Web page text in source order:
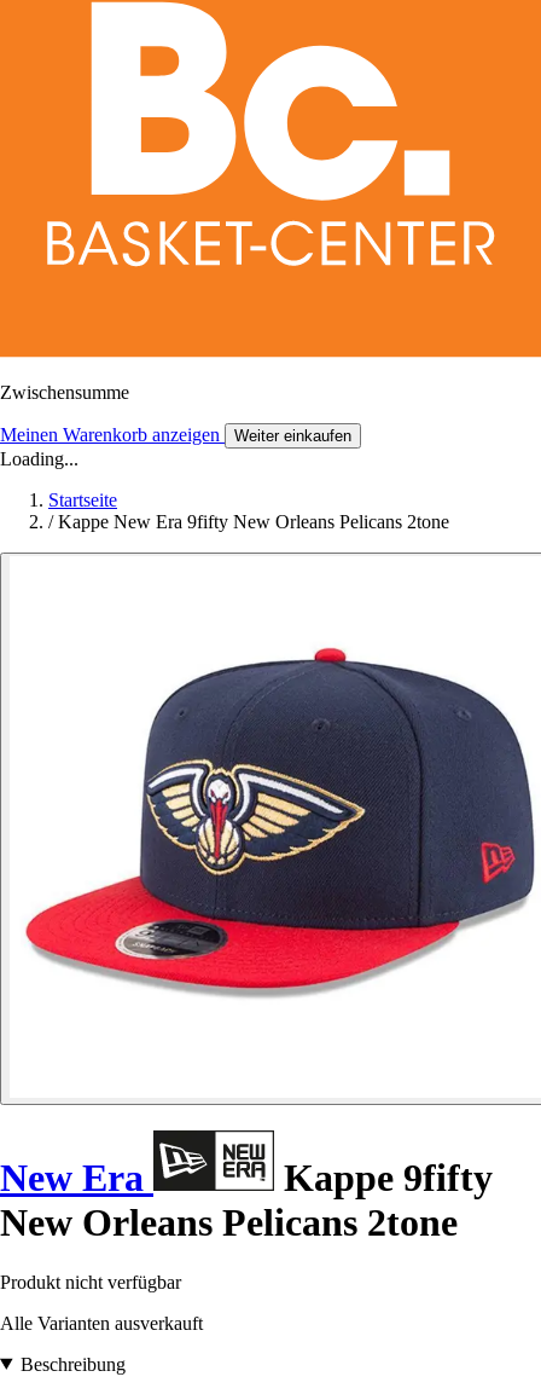
Zwischensumme
Meinen Warenkorb anzeigen Weiter einkaufen
Loading...
Startseite
/ Kappe New Era 9fifty New Orleans Pelicans 2tone
New Era
Kappe 9fifty
New Orleans Pelicans 2tone
Produkt nicht verfügbar
Alle Varianten ausverkauft
Beschreibung